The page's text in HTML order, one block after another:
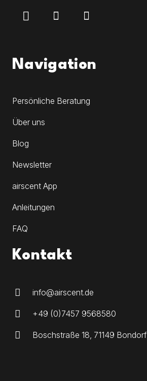
Navigation
Persönliche Beratung
Über uns
Blog
Newsletter
airscent App
Anleitungen
FAQ
Kontakt
info@airscent.de
+49 (0)7457 9568580
Boschstraße 18, 71149 Bondorf